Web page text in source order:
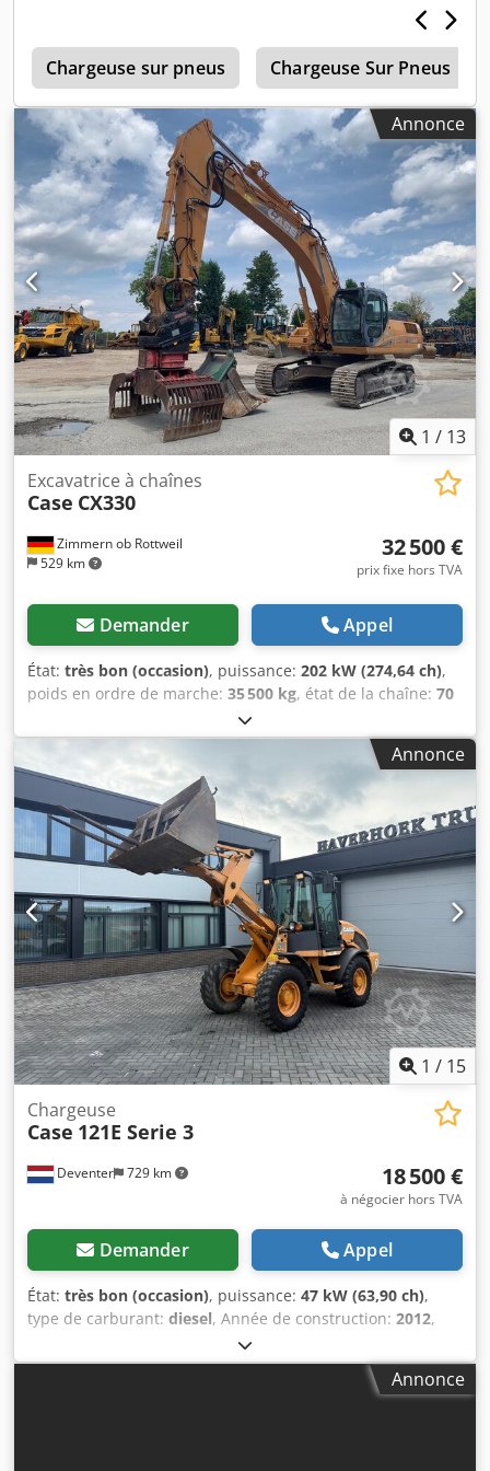
Chargeuse sur pneus Chargeuse Sur Pneus
Annonce
1 / 13
Zimmern ob Rottweil
529 km
Excavatrice à chaînes
Case CX330
32 500 €
prix fixe hors TVA
Demander Appel
État: très bon (occasion), puissance: 202 kW (274,64 ch),
poids en ordre de marche: 35 500 kg, état de la chaîne: 70
, Année de construction:
fonctionnement:9 139 h, Équipement:climatisation, CASE
CX330 Année de fabrication : 2006 Heures de
fonctionnement : 9 139 heures Cabine fermée
Climatisation Radio Graissage centralisé Flèche standard
Bras : 3,30 m Circuit hydraulique complet (pour marteau,
grappin, cisailles) Djdpfx Aszp Rm Rsqtjck Attache rapide
OQ80 1 godet – largeur 800 mm 1 grappin – fonctionne,
réparation nécessaire Trains de roulement en bon état,
environ 70 % Plaques de base, largeur 600 mm Moteur
Isuzu, 202 kW Conformité CE Dimensions de transport :
10,8 x 3 x 3,40 m Poids en ordre de marche : 35,5 tonnes.
Annonce
1 / 15
Deventer 729 km
Chargeuse
Case 121E Serie 3
18 500 €
à négocier hors TVA
Demander Appel
État: très bon (occasion), puissance: 47 kW (63,90 ch),
type de carburant: diesel, Année de construction: 2012,
1 060 h
accessoires supplémentaires = - Commande à deux
pédales - Cabine fermée = Remarques = Série CASE 121E,
Annonce